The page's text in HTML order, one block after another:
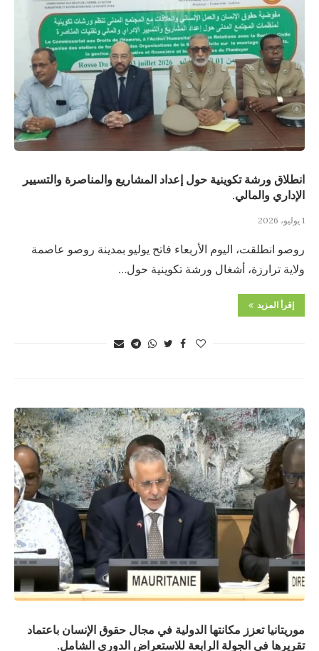
انطلاق ورشة تكوينية حول إعداد المشاريع والمناصرة والتسيير
الإداري والمالي.
1 يوليو، 2026
روصو انطلقت، اليوم الأربعاء فاتح يوليو بمدينة روصو عاصمة
ولاية ترارزة، أشغال ورشة تكوينية حول…
إقرأ المزيد
موريتانيا تعزز مكانتها الدولية في مجال حقوق الإنسان باعتماد
تقريرها في الجولة الرابعة للاستعراض الدوري الشامل.